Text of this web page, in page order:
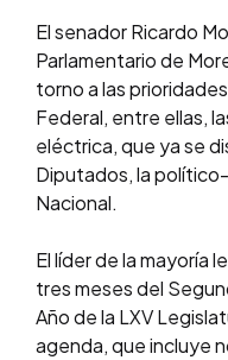
El senador Ricardo
Parlamentario de
torno a las
Federal, entre ellas,
eléctrica, que ya se
Diputados, la
Nacional.
El líder de la mayoría
tres meses del
Año de la LXV
agenda, que incluye